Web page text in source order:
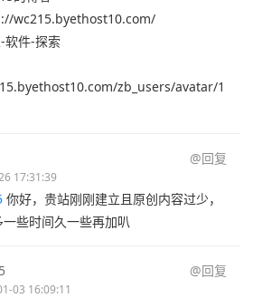
wc215.byethost10.com/
软件-探索
zb_users/avatar/1
@回复
17:31:39
你好，贵站刚刚建立且原创内容过少，
些时间久一些再加叭
@回复
03 16:09:11